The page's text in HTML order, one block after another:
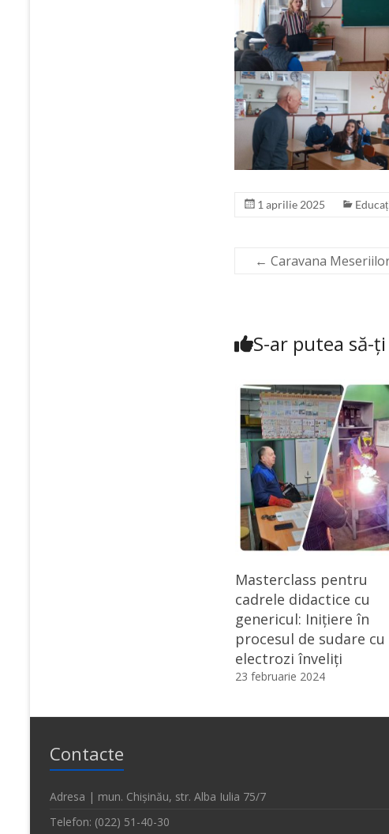
1 aprilie 2025
← Caravana
S-ar putea să-
Masterclass pentru
cadrele didactice cu
genericul: Inițiere în
procesul de sudare cu
electrozi înveliți
23 februarie 2024
Contacte
Adresa | mun. Chișinău, str. Alba Iulia 75/7
Telefon: (022) 51-40-30